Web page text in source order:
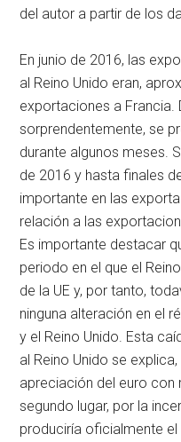
del autor a partir de los
En junio de 2016, las
al Reino Unido eran,
exportaciones a Francia.
sorprendentemente, se
durante algunos meses.
de 2016 y hasta finales
importante en las
relación a las
Es importante destacar
periodo en el que el
de la UE y, por tanto,
ninguna alteración en el
y el Reino Unido. Esta
al Reino Unido se
apreciación del euro con
segundo lugar, por la
produciría oficialmente